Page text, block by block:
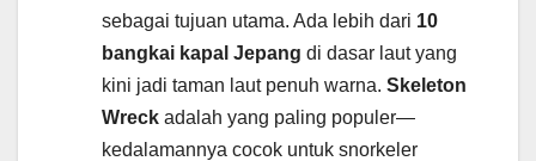
sebagai tujuan utama. Ada lebih dari 10
bangkai kapal Jepang di dasar laut yang
kini jadi taman laut penuh warna. Skeleton
Wreck adalah yang paling populer—
kedalamannya cocok untuk snorkeler